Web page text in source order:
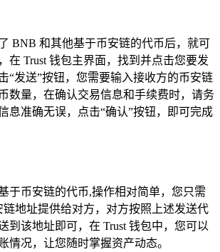
BNB 和其他基于币安链的代币后，就可
在 Trust 钱包主界面，找到并点击您要发
“发送”按钮，您需要输入接收方的币安链
数量，在确认交易信息和手续费时，请务
息准确无误，点击“确认”按钮，即可完成
于币安链的代币,操作相对简单，您只需
链地址提供给对方，对方按照上述发送代
到该地址即可，在 Trust 钱包中，您可以
情况，让您随时掌握资产动态。